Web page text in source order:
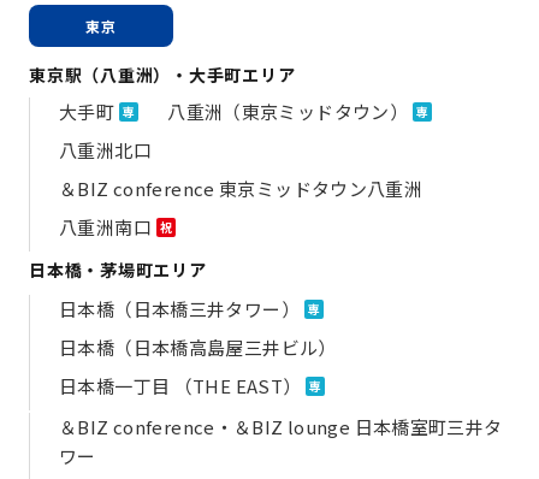
東京
東京駅（八重洲）・大手町エリア
大手町 専 八重洲（東京ミッドタウン） 専
八重洲北口
＆BIZ conference 東京ミッドタウン八重洲
八重洲南口 祝
日本橋・茅場町エリア
日本橋（日本橋三井タワー） 専
日本橋（日本橋高島屋三井ビル）
日本橋一丁目 （THE EAST）
専
＆BIZ conference・＆BIZ lounge 日本橋室町三井タ
ワー